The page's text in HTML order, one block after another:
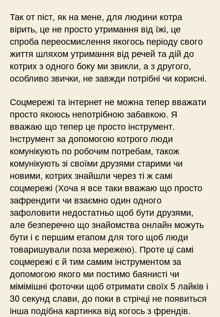
Так от піст, як на мене, для людини котра
вірить, це не просто утримання від їжі, це
спроба переосмислення якогось періоду свого
життя шляхом утримання від речей та дій до
котрих з одного боку ми звикли, а з другого,
особливо звички, не завжди потрібні чи корисні.
Соцмережі та інтернет не можна тепер вважати
просто якоюсь непотрібною забавкою. Я
вважаю що тепер це просто інструмент.
Інструмент за допомогою котрого люди
комунікують по робочим потребам, також
комунікують зі своїми друзями старими чи
новими, котрих знайшли через ті ж самі
соцмережі (Хоча я все таки вважаю що просто
зафрендити чи взаємно один одного
зафоловити недостатньо щоб бути друзями,
але безперечно що знайомства онлайн можуть
бути і є першим етапом для того щоб люди
товаришували поза мережею). Проте ці самі
соцмережі є й тим самим інструментом за
допомогою якого ми постимо баянисті чи
мімімішні фоточки щоб отримати своїх 5 лайків і
30 секунд слави, до поки в стрічці не появиться
інша подібна картинка від когось з френдів.